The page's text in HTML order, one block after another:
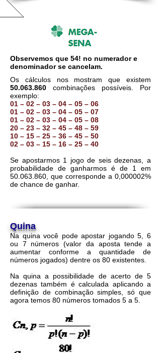
Observemos que 54! no numerador e
denominador se cancelam.
Os cálculos nos mostram que existem
50.063.860 combinações possíveis. Por
exemplo:
01 – 02 – 03 – 04 – 05 – 06
01 – 02 – 03 – 04 – 05 – 07
01 – 02 – 03 – 04 – 05 – 08
20 – 23 – 32 – 45 – 48 – 59
10 – 15 – 25 – 36 – 45 – 50
02 – 03 – 15 – 16 – 25 – 40
Se apostarmos 1 jogo de seis dezenas, a
probabilidade de ganharmos é de 1 em
50.063.860 , que corresponde a 0,000002%
de chance de ganhar.
Quina
Na quina você pode apostar jogando 5, 6
ou 7 números (valor da aposta tende a
aumentar conforme a quantidade de
números jogados) dentre os 80 existentes.
Na quina a possibilidade de acerto de 5
dezenas também é calculada aplicando a
definição de combinação simples, só que
agora temos 80 números tomados 5 a 5.